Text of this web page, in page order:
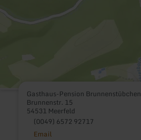
Gasthaus-Pension Brunnenstübchen
Brunnenstr. 15
54531 Meerfeld
(0049) 6572 92717
Email